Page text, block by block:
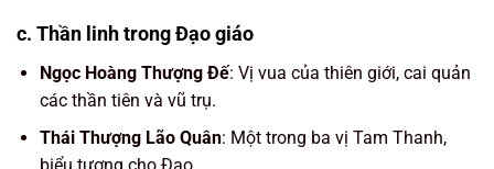
c. Thần linh trong Đạo giáo
Ngọc Hoàng Thượng Đế: Vị vua của thiên giới, cai quản
các thần tiên và vũ trụ.
Thái Thượng Lão Quân: Một trong ba vị Tam Thanh,